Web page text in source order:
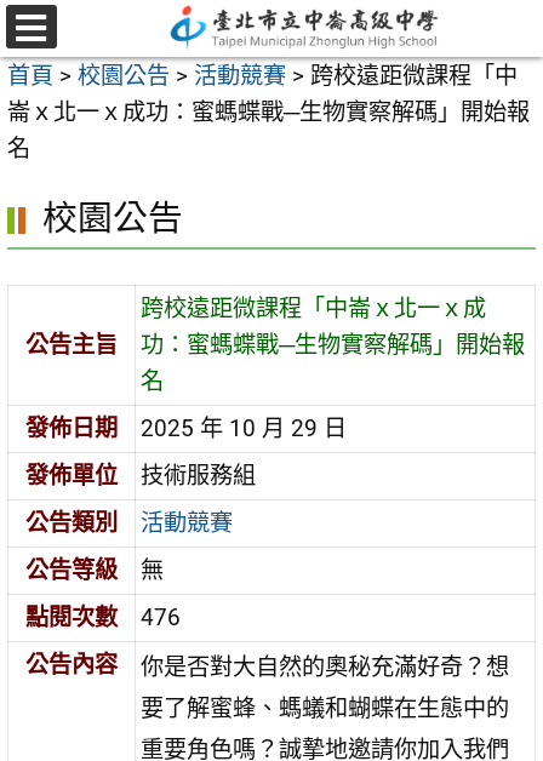
跳
至
主
要
內
區
選
單
首頁 > 校園公告 > 活動競賽 > 跨校遠距微課程「中
崙ｘ北一ｘ成功：蜜螞蝶戰─生物實察解碼」開始報
名
校園公告
公告主旨
跨校遠距微課程「中崙ｘ北一ｘ成
功：蜜螞蝶戰─生物實察解碼」開始報
名
發佈日期
2025 年 10 月 29 日
發佈單位
技術服務組
公告類別
活動競賽
公告等級
無
點閱次數
476
公告內容
你是否對大自然的奧秘充滿好奇？想
要了解蜜蜂、螞蟻和蝴蝶在生態中的
重要角色嗎？誠摯地邀請你加入我們